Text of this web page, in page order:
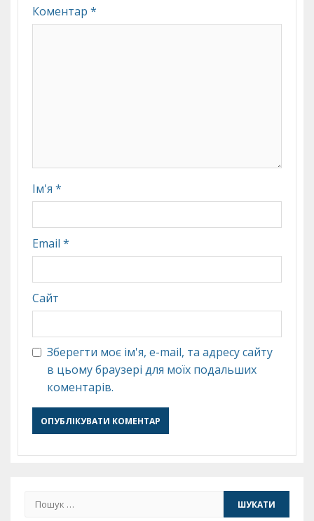
Коментар *
Ім'я *
Email *
Сайт
Зберегти моє ім'я, e-mail, та адресу сайту
в цьому браузері для моїх подальших
коментарів.
Пошук: